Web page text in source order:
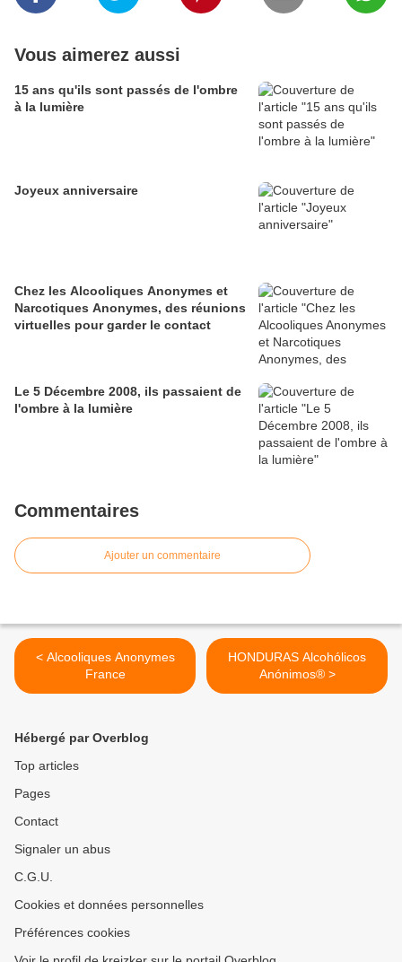
Vous aimerez aussi
15 ans qu'ils sont passés de l'ombre
à la lumière
Joyeux anniversaire
Chez les Alcooliques Anonymes et
Narcotiques Anonymes, des réunions
virtuelles pour garder le contact
Le 5 Décembre 2008, ils passaient de
l'ombre à la lumière
Commentaires
Ajouter un commentaire
< Alcooliques Anonymes
France
HONDURAS Alcohólicos
Anónimos® >
Hébergé par Overblog
Top articles
Pages
Contact
Signaler un abus
C.G.U.
Cookies et données personnelles
Préférences cookies